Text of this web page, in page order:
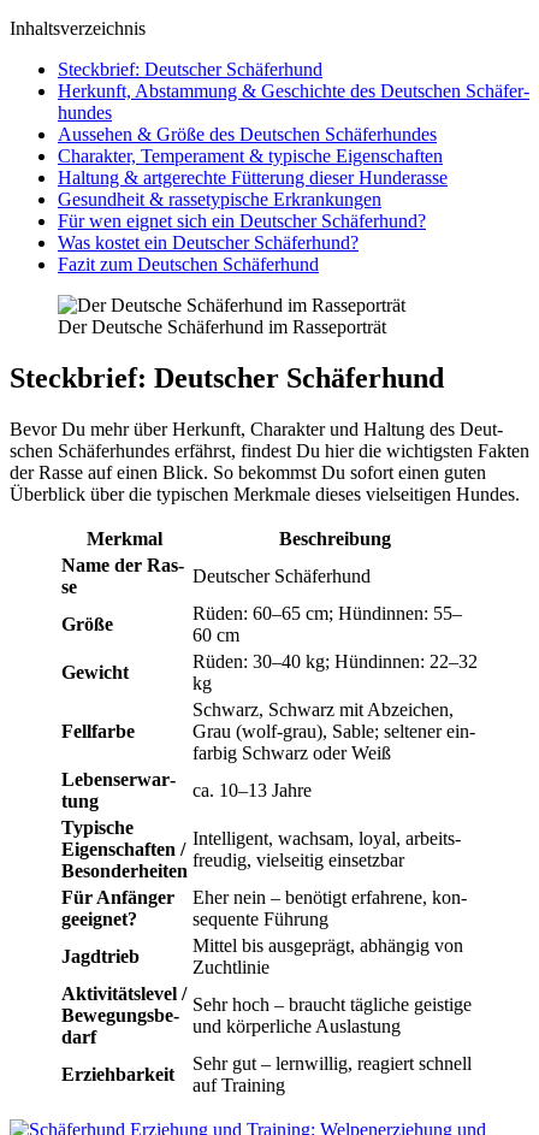
Inhalts­ver­zeich­nis
Steck­brief: Deut­scher Schä­fer­hund
Her­kunft, Abstam­mung & Geschich­te des Deut­schen Schä­fer­
hun­des
Aus­se­hen & Grö­ße des Deut­schen Schä­fer­hun­des
Cha­rak­ter, Tem­pe­ra­ment & typi­sche Eigen­schaf­ten
Hal­tung & art­ge­rech­te Füt­te­rung die­ser Hun­de­ras­se
Gesund­heit & ras­se­ty­pi­sche Erkran­kun­gen
Für wen eig­net sich ein Deut­scher Schä­fer­hund?
Was kos­tet ein Deut­scher Schä­fer­hund?
Fazit zum Deut­schen Schä­fer­hund
Der Deut­sche Schä­fer­hund im Ras­se­por­trät
Steck­brief: Deut­scher Schä­fer­hund
Bevor Du mehr über Her­kunft, Cha­rak­ter und Hal­tung des Deut­
schen Schä­fer­hun­des erfährst, fin­dest Du hier die wich­tigs­ten Fak­ten
der Ras­se auf einen Blick. So bekommst Du sofort einen guten
Über­blick über die typi­schen Merk­ma­le die­ses viel­sei­ti­gen Hun­des.
Merk­mal
Beschrei­bung
Name der Ras­
se
Deut­scher Schä­fer­hund
Grö­ße
Rüden: 60–65 cm; Hün­din­nen: 55–
60 cm
Gewicht
Rüden: 30–40 kg; Hün­din­nen: 22–32
kg
Fell­far­be
Schwarz, Schwarz mit Abzei­chen,
Grau (wolf-grau), Sable; sel­te­ner ein­
far­big Schwarz oder Weiß
Lebens­er­war­
tung
ca. 10–13 Jah­re
Typi­sche
Eigen­schaf­ten /
Beson­der­hei­ten
Intel­li­gent, wach­sam, loy­al, arbeits­
freu­dig, viel­sei­tig ein­setz­bar
Für Anfän­ger
geeig­net?
Eher nein – benö­tigt erfah­re­ne, kon­
se­quen­te Füh­rung
Jagd­trieb
Mit­tel bis aus­ge­prägt, abhän­gig von
Zucht­li­nie
Akti­vi­täts­le­vel /
Bewe­gungs­be­
darf
Sehr hoch – braucht täg­li­che geis­ti­ge
und kör­per­li­che Aus­las­tung
Erzieh­bar­keit
Sehr gut – lern­wil­lig, reagiert schnell
auf Trai­ning